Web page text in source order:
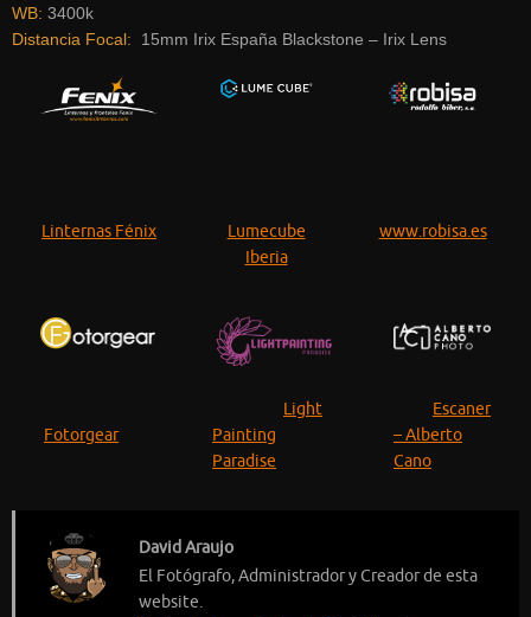
WB: 3400k
Distancia Focal:
15mm Irix España Blackstone – Irix Lens
Linternas Fénix
Lumecube
Iberia
www.robisa.es
Fotorgear
Light
Painting
Paradise
Escaner
– Alberto
Cano
David Araujo
El Fotógrafo, Administrador y Creador de esta
website.